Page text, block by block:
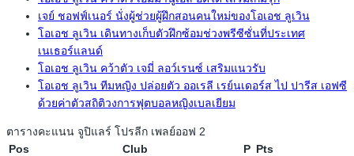
เจย์ ชอฟฟ์เนอร์ นั่งผู้ช่วยผู้ฝึกสอนคนใหม่ของโอเอช ลูเวิน
โอเอช ลูเวิน เดินทางเก็บตัวฝึกซ้อมช่วงพรีซีซั่นที่ประเทศ
เนเธอร์แลนด์
โอเอช ลูเวิน คว้าตัว เจมี่ ลอว์เรนซ์ เสริมแนวรับ
โอเอช ลูเวิน ทีมหญิง ปล่อยตัว ออเรลี เรย์นเดอร์ส ไป ปารีส เอฟซี
ด้วยค่าตัวสถิติวงการฟุตบอลหญิงเบลเยียม
ตารางคะแนน จูปิแลร์ โปรลีก เพลย์ออฟ 2
Pos
Club P Pts